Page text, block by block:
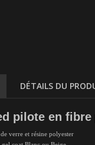
DÉTAILS DU
pilote en fibre
verre et résine polyester